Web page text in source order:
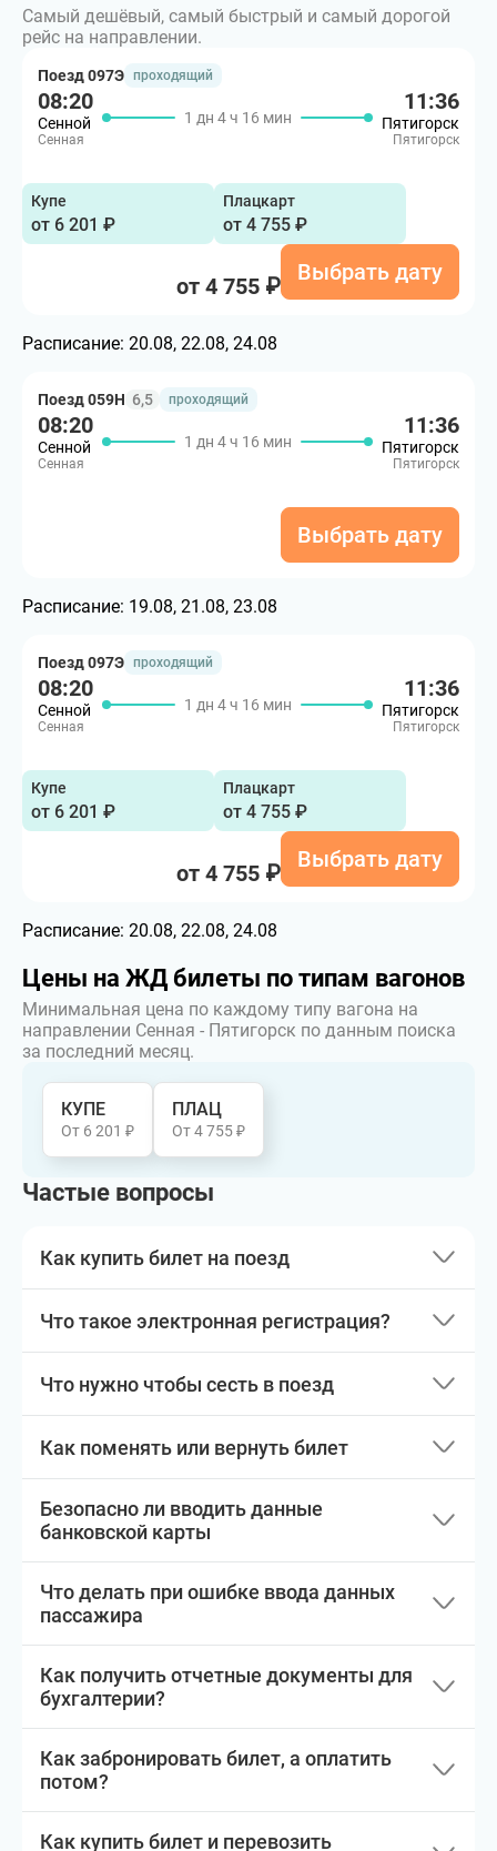
Самый дешёвый, самый быстрый и самый дорогой
рейс на направлении.
Поезд 097Э проходящий
08:20
Сенной
Сенная
1 дн 4 ч 16 мин
11:36
Пятигорск
Пятигорск
Купе
от 6 201 ₽
Плацкарт
от 4 755 ₽
от 4 755 ₽
Выбрать дату
Расписание: 20.08, 22.08, 24.08
Поезд 059Н 6,5 проходящий
08:20
Сенной
Сенная
1 дн 4 ч 16 мин
11:36
Пятигорск
Пятигорск
Выбрать дату
Расписание: 19.08, 21.08, 23.08
Поезд 097Э проходящий
08:20
Сенной
Сенная
1 дн 4 ч 16 мин
11:36
Пятигорск
Пятигорск
Купе
от 6 201 ₽
Плацкарт
от 4 755 ₽
от 4 755 ₽
Выбрать дату
Расписание: 20.08, 22.08, 24.08
Цены на ЖД билеты по типам вагонов
Минимальная цена по каждому типу вагона на
направлении Сенная - Пятигорск по данным поиска
за последний месяц.
КУПЕ
От 6 201 ₽
ПЛАЦ
От 4 755 ₽
Частые вопросы
Как купить билет на поезд
Что такое электронная регистрация?
Что нужно чтобы сесть в поезд
Как поменять или вернуть билет
Безопасно ли вводить данные
банковской карты
Что делать при ошибке ввода данных
пассажира
Как получить отчетные документы для
бухгалтерии?
Как забронировать билет, а оплатить
потом?
Как купить билет и перевозить